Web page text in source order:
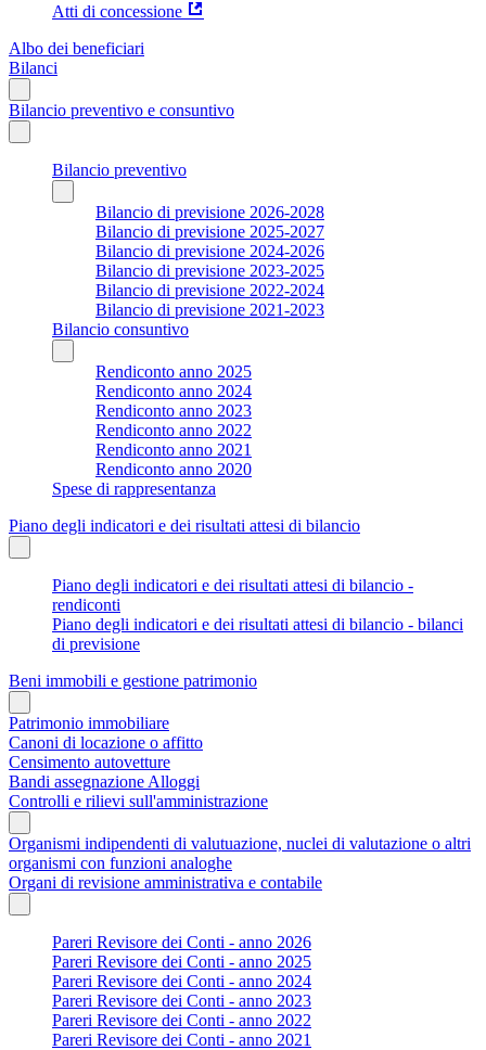
Atti di concessione
Albo dei beneficiari
Bilanci
Bilancio preventivo e consuntivo
Bilancio preventivo
Bilancio di previsione 2026-2028
Bilancio di previsione 2025-2027
Bilancio di previsione 2024-2026
Bilancio di previsione 2023-2025
Bilancio di previsione 2022-2024
Bilancio di previsione 2021-2023
Bilancio consuntivo
Rendiconto anno 2025
Rendiconto anno 2024
Rendiconto anno 2023
Rendiconto anno 2022
Rendiconto anno 2021
Rendiconto anno 2020
Spese di rappresentanza
Piano degli indicatori e dei risultati attesi di bilancio
Piano degli indicatori e dei risultati attesi di bilancio -
rendiconti
Piano degli indicatori e dei risultati attesi di bilancio - bilanci
di previsione
Beni immobili e gestione patrimonio
Patrimonio immobiliare
Canoni di locazione o affitto
Censimento autovetture
Bandi assegnazione Alloggi
Controlli e rilievi sull'amministrazione
Organismi indipendenti di valutuazione, nuclei di valutazione o altri
organismi con funzioni analoghe
Organi di revisione amministrativa e contabile
Pareri Revisore dei Conti - anno 2026
Pareri Revisore dei Conti - anno 2025
Pareri Revisore dei Conti - anno 2024
Pareri Revisore dei Conti - anno 2023
Pareri Revisore dei Conti - anno 2022
Pareri Revisore dei Conti - anno 2021